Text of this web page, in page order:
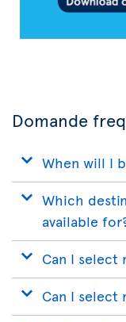
Domande
When will I
Which
available
Can I select
Can I select